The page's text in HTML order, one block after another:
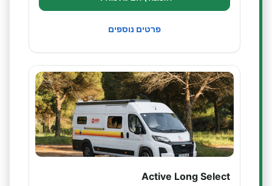
פרטים נוספים
Active Long Select